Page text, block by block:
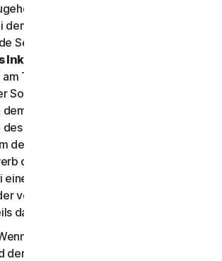
Übertragungsunterlagen des
Sie den Service erworben haben,
Servicezeitraum angegeben.
Inkrafttretens.
Tag der Erstinstallation bzw.
Software bzw. des Service oder (b)
dem die LSA akzeptiert wurde, oder (c)
Service in unserem Online-Shop am
der Kauf abgeschlossen wurde, oder
der Rechte zur Verwendung des
einem entsprechenden Anbieter an
von diesem festgelegt wurde. Es gilt
das frühere Datum.
Sie ein befristetes Abonnement
der Service am Ende des